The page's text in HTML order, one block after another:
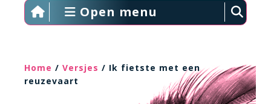
Open menu
Home / Versjes / Ik fietste met een
reuzevaart